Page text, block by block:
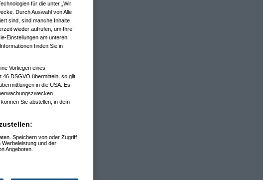
für die unter „Wir
Durch Auswahl von Alle
sind, sind manche Inhalte
wieder aufrufen, um Ihre
Einstellungen am unteren
finden Sie in
Vorliegen eines
46 DSGVO übermitteln, so gilt
in die USA. Es
Sie abstellen, in dem
Speichern von oder Zugriff
und der
Angeboten.